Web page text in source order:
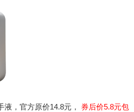
液，官方原价14.8元， 券后价5.8元包